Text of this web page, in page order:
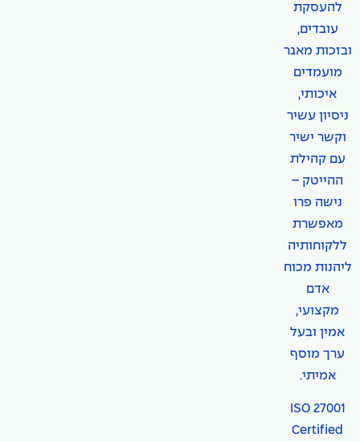
להעסקת
עובדים,
ובזכות מאגר
מועמדים
איכותי,
ניסיון עשיר
וקשר ישיר
עם קהילת
ההייטק –
נישה פרו
מאפשרת
ללקוחותיה
ליהנות מכוח
אדם
מקצועי,
אמין ובעל
ערך מוסף
אמיתי.
ISO 27001
Certified